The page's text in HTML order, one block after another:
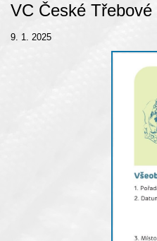
VC České
9. 1. 2025